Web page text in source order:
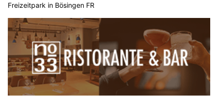
Freizeitpark in Bösingen FR